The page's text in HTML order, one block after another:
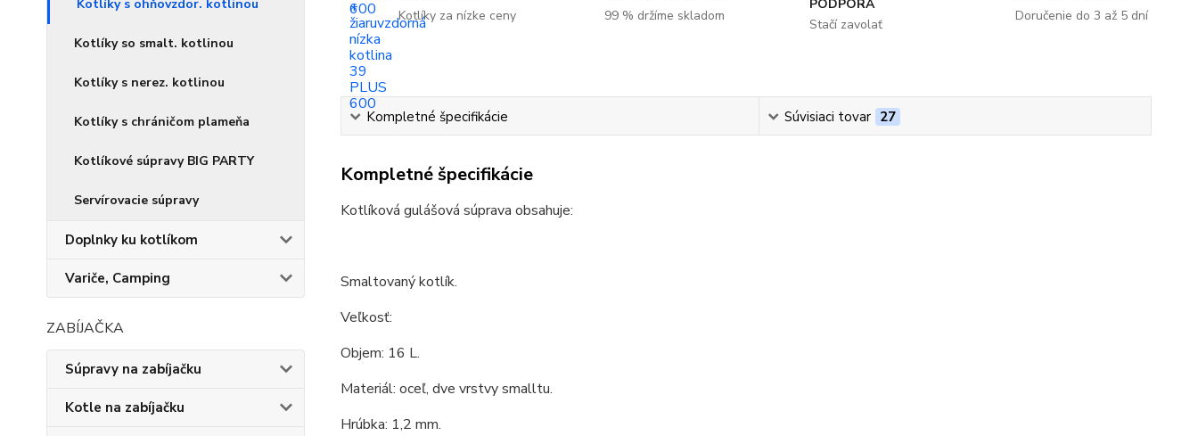
Kotlíky s ohňovzdor. kotlinou
Kotlíky so smalt. kotlinou
Kotlíky s nerez. kotlinou
Kotlíky s chráničom plameňa
Kotlíkové súpravy BIG PARTY
Servírovacie súpravy
Doplnky ku kotlíkom
Variče, Camping
ZABÍJAČKA
Súpravy na zabíjačku
Kotle na zabíjačku
Kotlíky za nízke ceny
99 % držíme skladom
PODPORA
Stačí zavolať
Doručenie do 3 až 5 dní
Kompletné špecifikácie Súvisiaci tovar 27
Kompletné špecifikácie
Kotlíková gulášová súprava obsahuje:
Smaltovaný kotlík.
Veľkosť:
Objem: 16 L.
Materiál: oceľ, dve vrstvy smalltu.
Hrúbka: 1,2 mm.